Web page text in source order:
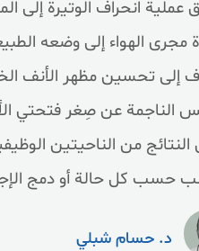
عملية انحراف الوتيرة
مجرى الهواء إلى وضعه
إلى تحسين مظهر الأنف
الناجمة عن صِغر فتحتي
من الناحيتين
حسب كل حالة أو دمج
د. حسام شبلي